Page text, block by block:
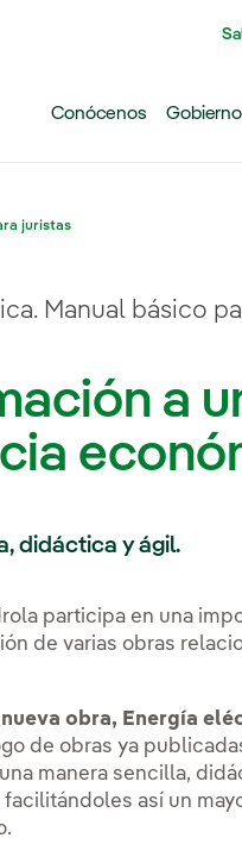
Conócenos
juristas
patrocinio y
Manual básico
a
didáctica y ágil.
participa en una
de varias obras
obra, Energía
de obras ya
manera sencilla,
facilitándoles así un